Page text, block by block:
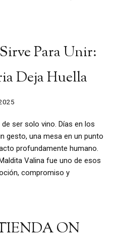
Para Unir:
Deja Huella
ser solo vino. Días en los
gesto, una mesa en un punto
profundamente humano.
Valina fue uno de esos
compromiso y
ON